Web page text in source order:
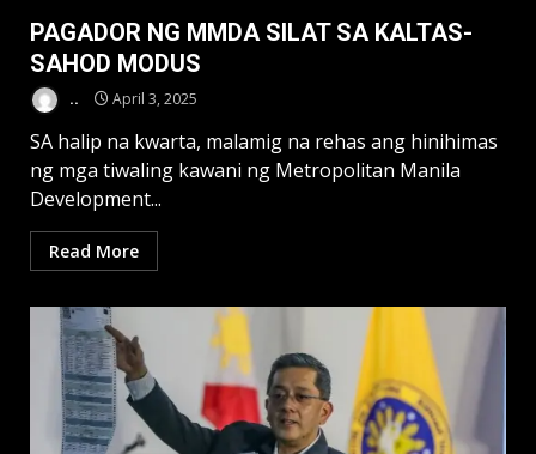
PAGADOR NG MMDA SILAT SA KALTAS-
SAHOD MODUS
.. April 3, 2025
SA halip na kwarta, malamig na rehas ang hinihimas
ng mga tiwaling kawani ng Metropolitan Manila
Development...
Read More